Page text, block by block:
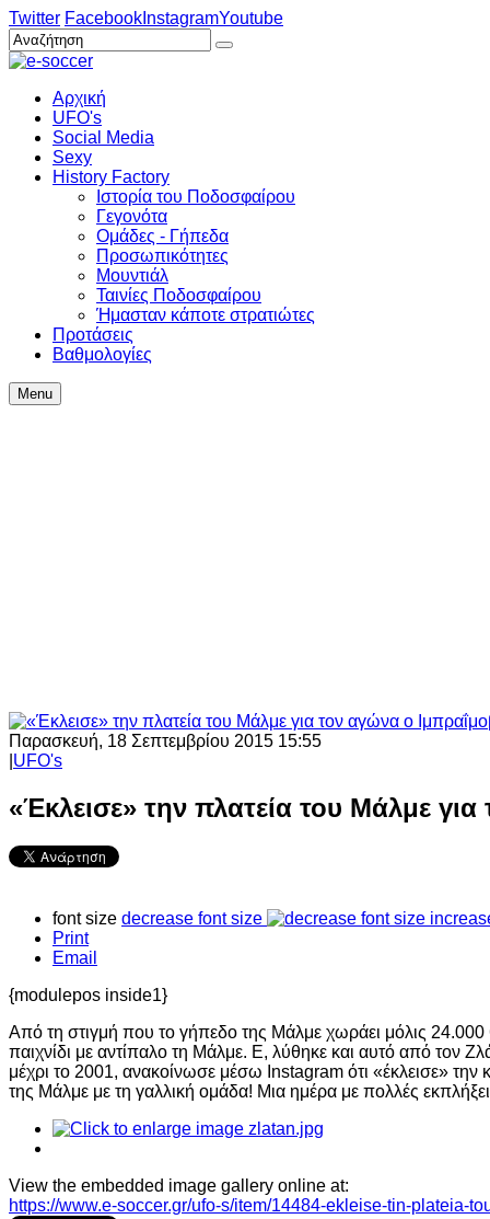
Twitter Facebook InstagramYoutube
Αρχική
UFO's
Social Media
Sexy
History Factory
Ιστορία του Ποδοσφαίρου
Γεγονότα
Ομάδες - Γήπεδα
Προσωπικότητες
Μουντιάλ
Ταινίες Ποδοσφαίρου
Ήμασταν κάποτε στρατιώτες
Προτάσεις
Βαθμολογίες
Menu
Παρασκευή, 18 Σεπτεμβρίου 2015 15:55
UFO's
«Έκλεισε» την πλατεία του Μάλμε
font size decrease font size
Print
Email
{modulepos inside1}
Από τη στιγμή που το γήπεδο της Μάλμε χωράει μόλις 24.000
παιχνίδι με αντίπαλο τη Μάλμε. Ε, λύθηκε και αυτό από τον
μέχρι το 2001, ανακοίνωσε μέσω Instagram ότι «έκλεισε»
της Μάλμε με τη γαλλική ομάδα! Μια ημέρα με πολλές
View the embedded image gallery online at:
https://www.e-soccer.gr/ufo-s/item/14484-ekleise-tin-plateia-